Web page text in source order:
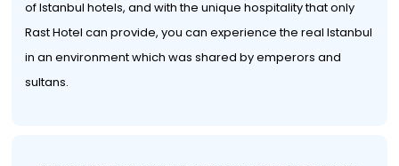
of Istanbul hotels, and with the unique hospitality that only
Rast Hotel can provide, you can experience the real Istanbul
in an environment which was shared by emperors and
sultans.